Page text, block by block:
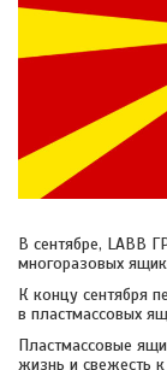
В сентябре, LABB
многоразовых
К концу сентября
в пластмассовых
Пластмассовые
жизнь и свежесть